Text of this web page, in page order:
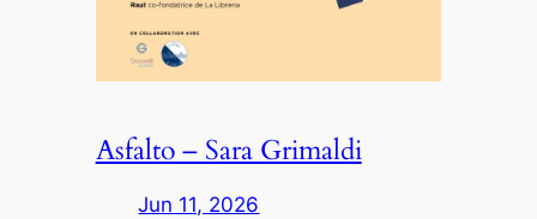
Asfalto – Sara Grimaldi
Jun 11, 2026